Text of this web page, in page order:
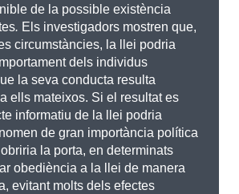
de la possible existència
. Els investigadors mostren que,
circumstàncies, la llei podria
dels individus
la seva conducta resulta
ells mateixos. Si el resultat es
informatiu de la llei podria
de gran importància política
la porta, en determinats
obediència a la llei de manera
evitant molts dels efectes